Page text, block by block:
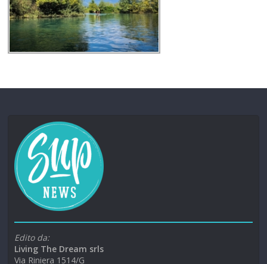
Edito da:
Living The Dream srls
Via Riniera 1514/G